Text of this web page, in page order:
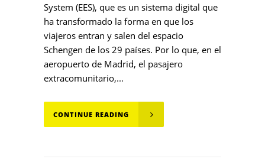
System (EES), que es un sistema digital que
ha transformado la forma en que los
viajeros entran y salen del espacio
Schengen de los 29 países. Por lo que, en el
aeropuerto de Madrid, el pasajero
extracomunitario,...
CONTINUE READING